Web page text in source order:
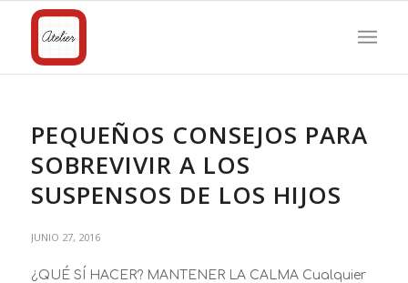
PEQUEÑOS CONSEJOS PARA
SOBREVIVIR A LOS
SUSPENSOS DE LOS HIJOS
JUNIO 27, 2016
¿QUÉ SÍ HACER? MANTENER LA CALMA Cualquier